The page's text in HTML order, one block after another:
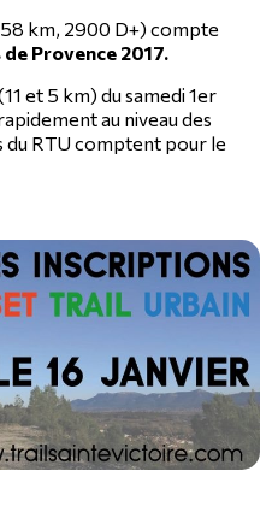
km, 2900 D+) compte
Provence 2017.
et 5 km) du samedi 1er
au niveau des
RTU comptent pour le